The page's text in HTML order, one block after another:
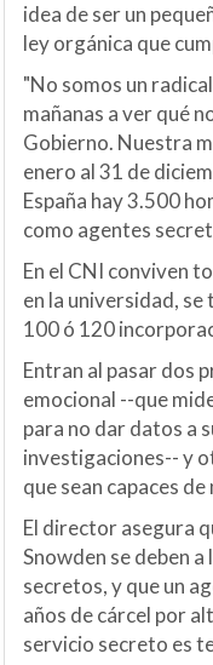
idea de ser un
ley orgánica que
"No somos un
mañanas a ver qué
Gobierno. Nuestra
enero al 31 de
España hay 3.500
como agentes
En el CNI conviven
en la universidad, se
100 ó 120
Entran al pasar dos
emocional --que
para no dar datos a
investigaciones-- y
que sean capaces
El director asegura
Snowden se deben
secretos, y que un
años de cárcel por
servicio secreto es